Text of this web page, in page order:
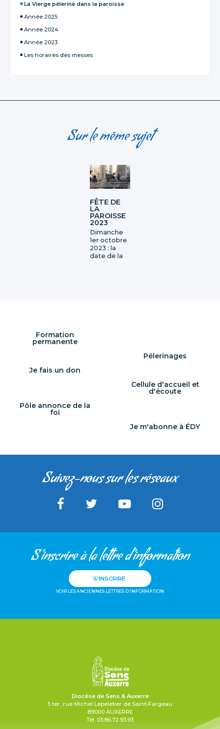
Année 2025
La Vierge pèlerine dans la paroisse
Année 2024
Année 2023
Les horaires des messes
Sur le même sujet
FÊTE DE
LA
PAROISSE
2023
Dimanche
1er octobre
2023 : la
date de la
Formation
permanente
Pélerinages
Je fais un don
Cellule d'accueil et
d'écoute
Pôle annonce de la
foi
Je m'abonne à ÉDY
Suivez-nous sur les réseaux
S'inscrire à la lettre d'information
S'INSCRIRE
VOIR LES ANCIENNES LETTRES D'INFORMATION
Diocèse de Sens & Auxerre
5 ter, rue Michel Lepeletier de Saint-Fargeau
89000 AUXERRE
Tél. 03.86.72.93.93